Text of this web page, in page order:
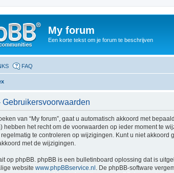
My forum
Een korte tekst om je forum te beschrijven
FAQ
Gebruikersvoorwaarden
van “My forum”, gaat u automatisch akkoord met
hebben het recht om de voorwaarden op ieder moment te
te controleren op wijzigingen. Kunt u niet akkoord
met de wijzigingen.
op phpBB. phpBB is een bulletinboard oplossing dat is
website www.phpBBservice.nl . De phpBB-software